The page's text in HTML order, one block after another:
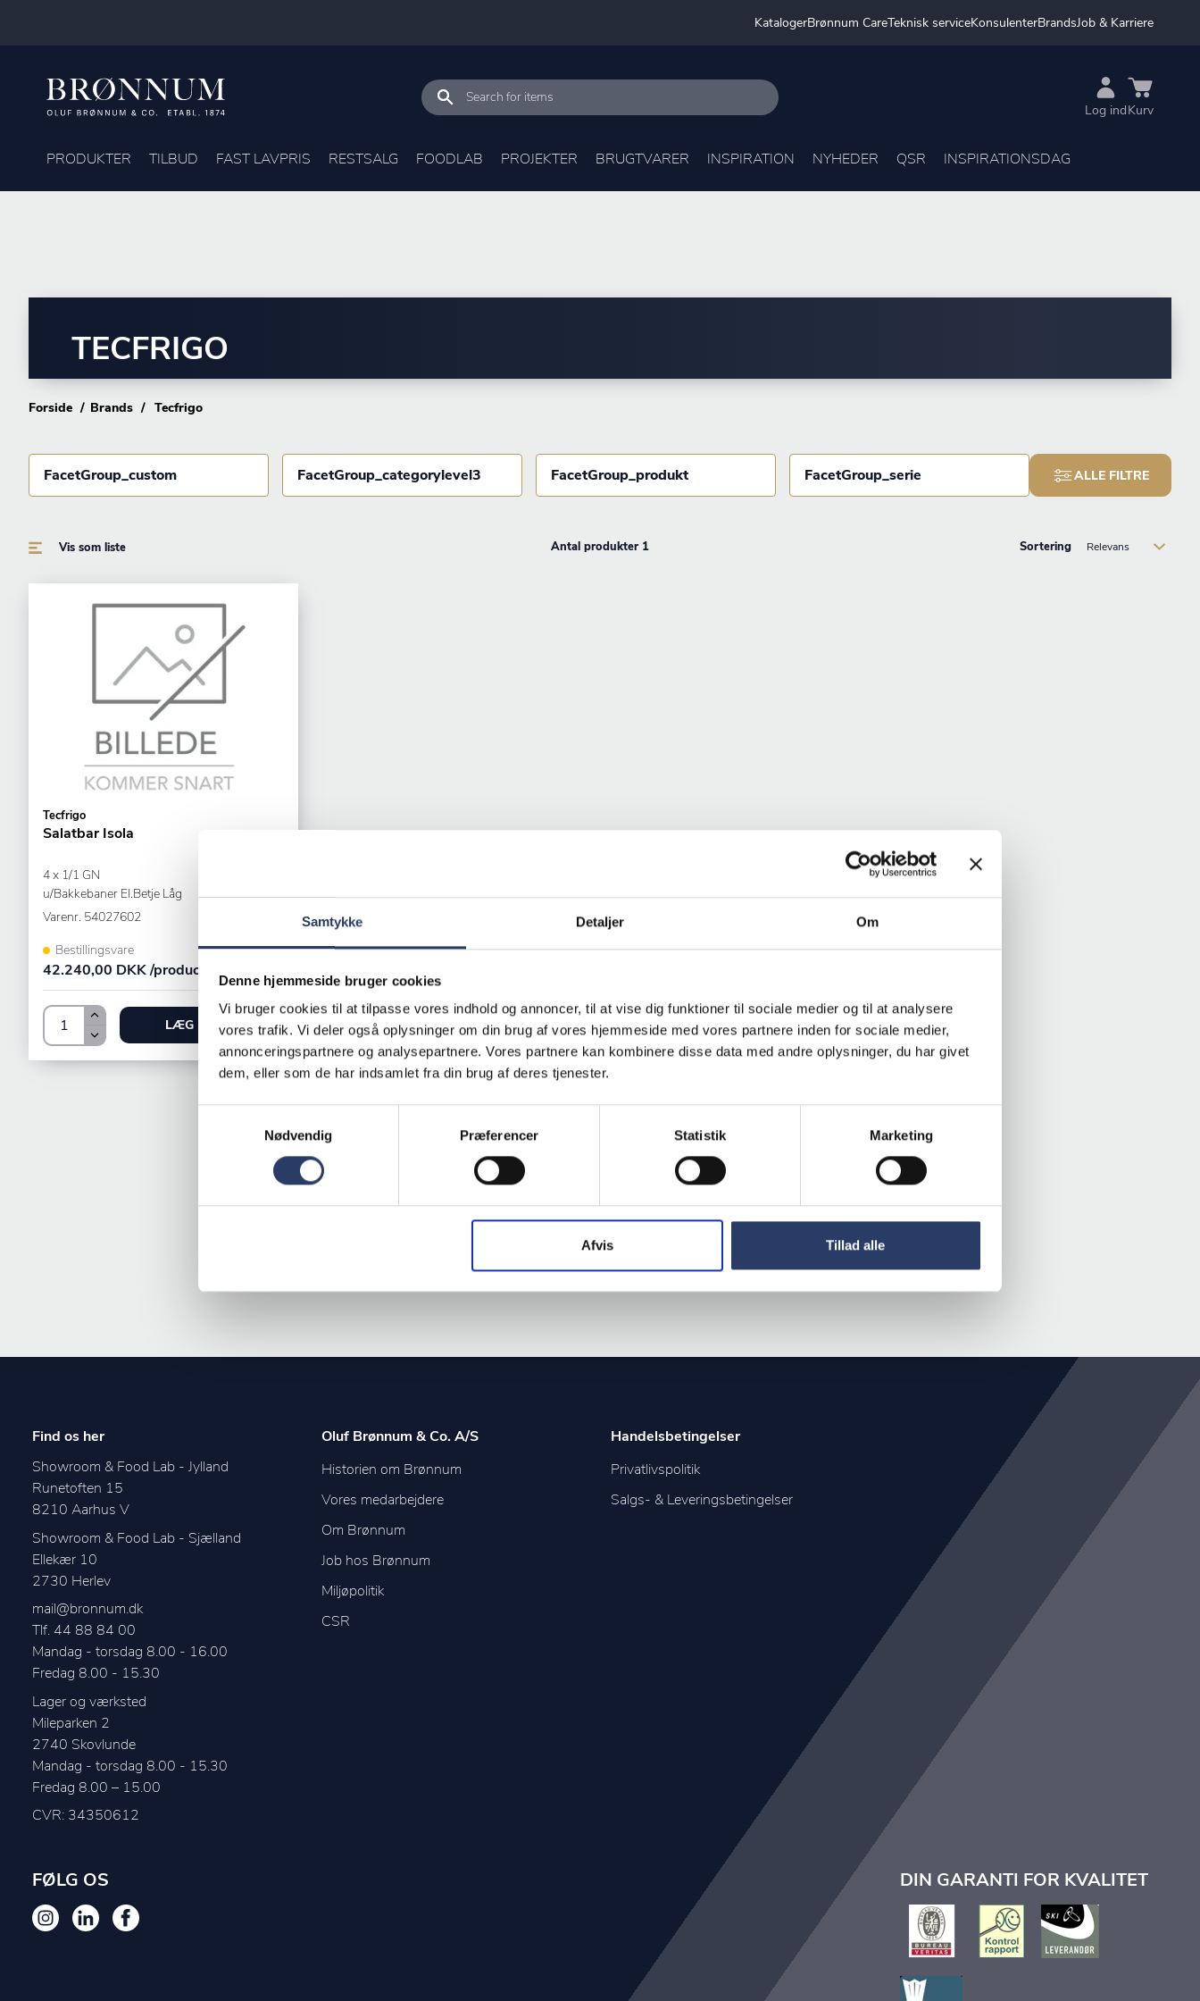
Samtykke Detaljer Om
Denne hjemmeside bruger cookies
Vi bruger cookies til at tilpasse vores indhold og annoncer, til at vise dig funktioner til sociale medier og til at analysere
vores trafik. Vi deler også oplysninger om din brug af vores hjemmeside med vores partnere inden for sociale medier,
annonceringspartnere og analysepartnere. Vores partnere kan kombinere disse data med andre oplysninger, du har givet
dem, eller som de har indsamlet fra din brug af deres tjenester.
Nødvendig
Præferencer Statistik Marketing
Afvis Tillad alle
KatalogerBrønnum CareTeknisk serviceKonsulenterBrandsJob & Karriere
Log indKurv
PRODUKTER TILBUD FAST LAVPRIS RESTSALG FOODLAB PROJEKTER BRUGTVARER INSPIRATION NYHEDER QSR INSPIRATIONSDAG
TECFRIGO
Forside Brands Tecfrigo
FacetGroup_custom FacetGroup_categorylevel3 FacetGroup_produkt FacetGroup_serie ALLE FILTRE
Vis som liste Antal produkter 1 Sortering
Tecfrigo
Salatbar Isola
4 x 1/1 GN
u/Bakkebaner El.Betje Låg
Varenr. 54027602
Bestillingsvare
42.240,00 DKK /productUnit
LÆG I KURV
Viser1af 1
Find os her
Showroom & Food Lab - Jylland
Runetoften 15
8210 Aarhus V
Showroom & Food Lab - Sjælland
Ellekær 10
2730 Herlev
mail@bronnum.dk
Tlf. 44 88 84 00
Mandag - torsdag 8.00 - 16.00
Fredag 8.00 - 15.30
Lager og værksted
Mileparken 2
2740 Skovlunde
Mandag - torsdag 8.00 - 15.30
CVR: 34350612
Oluf Brønnum & Co. A/S
Historien om Brønnum
Vores medarbejdere
Om Brønnum
Job hos Brønnum
Miljøpolitik
CSR
Handelsbetingelser
Privatlivspolitik
Salgs- & Leveringsbetingelser
FØLG OS DIN GARANTI FOR KVALITET